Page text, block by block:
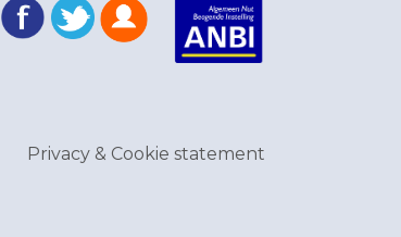
Privacy & Cookie statement